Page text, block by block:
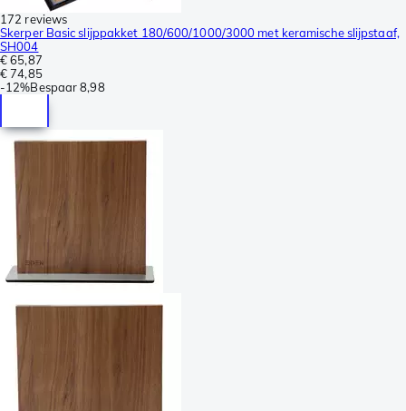
172 reviews
Skerper Basic slijppakket 180/600/1000/3000 met keramische slijpstaaf,
SH004
€ 65,87
€ 74,85
-12%Bespaar 8,98